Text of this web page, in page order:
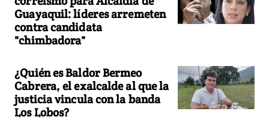
Guayaquil: líderes arremeten
contra candidata
"chimbadora"
¿Quién es Baldor Bermeo
Cabrera, el exalcalde al que la
justicia vincula con la banda
Los Lobos?